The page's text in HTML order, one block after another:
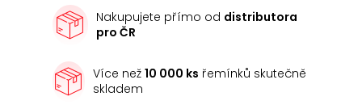
Nakupujete přímo od distributora
pro ČR
Více než10 000 ks řemínků skutečně
skladem